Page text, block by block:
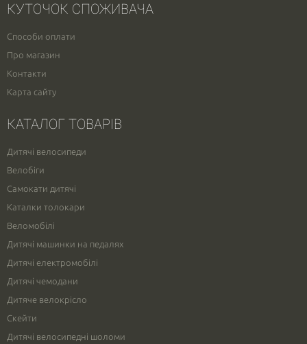
КУТОЧОК СПОЖИВАЧА
Способи оплати
Про магазин
Контакти
Карта сайту
КАТАЛОГ ТОВАРІВ
Дитячі велосипеди
Велобіги
Самокати дитячі
Каталки толокари
Веломобілі
Дитячі машинки на педалях
Дитячі електромобілі
Дитячі чемодани
Дитяче велокрісло
Скейти
Дитячі велосипедні шоломи